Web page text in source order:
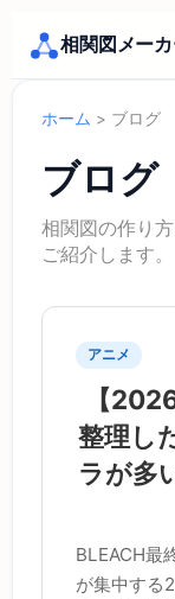
相関図メー
ホーム > ブログ
ブログ
相関図の作り
ご紹介します。
アニメ
【
整理し
ラが多
BLEACH最
が集中する